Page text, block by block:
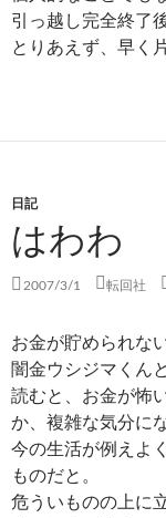
引っ越し完全終了
とりあえず、早く
日記
はわわ
2007/3/1 転回社
お金が貯められな
闇金ウシジマくん
読むと、お金が怖
か、複雑な気分に
今の生活が例えよ
ものだと。
危ういものの上に